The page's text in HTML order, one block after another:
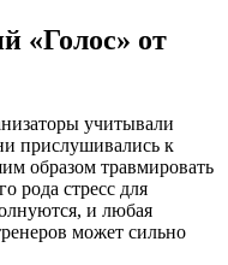
«Голос» от
учитывали
прислушивались к
образом травмировать
рода стресс для
и любая
может сильно